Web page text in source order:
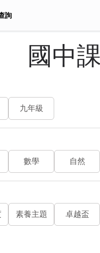
詢
國中
九年級
數學 自然
素養主題 卓越盃